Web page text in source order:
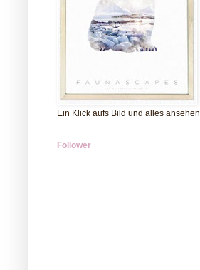
Ein Klick aufs Bild und alles ansehen
Follower